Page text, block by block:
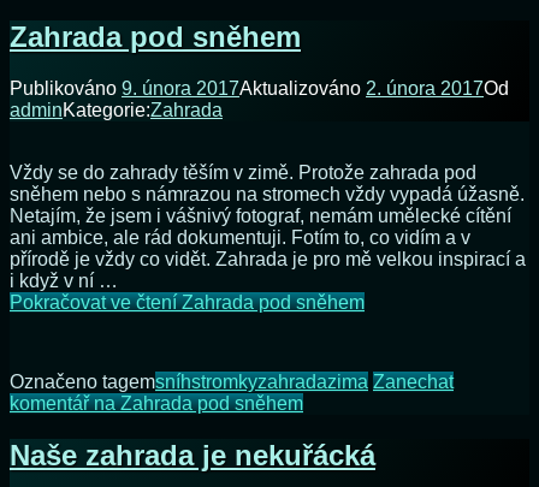
Zahrada pod sněhem
Publikováno 9. února 2017Aktualizováno 2. února 2017Od
adminKategorie:Zahrada
Vždy se do zahrady těším v zimě. Protože zahrada pod
sněhem nebo s námrazou na stromech vždy vypadá úžasně.
Netajím, že jsem i vášnivý fotograf, nemám umělecké cítění
ani ambice, ale rád dokumentuji. Fotím to, co vidím a v
přírodě je vždy co vidět. Zahrada je pro mě velkou inspirací a
i když v ní …
Pokračovat ve čteníZahrada pod sněhem
Označeno tagemsníhstromkyzahradazima Zanechat
komentářna Zahrada pod sněhem
Naše zahrada je nekuřácká